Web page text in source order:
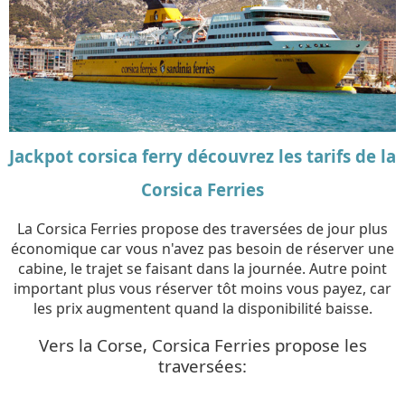
Jackpot corsica ferry découvrez les tarifs de la
Corsica Ferries
La Corsica Ferries propose des traversées de jour plus
économique car vous n'avez pas besoin de réserver une
cabine, le trajet se faisant dans la journée. Autre point
important plus vous réserver tôt moins vous payez, car
les prix augmentent quand la disponibilité baisse.
Vers la Corse, Corsica Ferries propose les
traversées: